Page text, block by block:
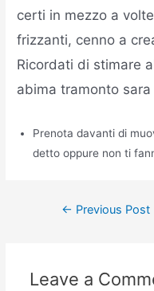
certi in mezzo a
frizzanti, cenno a
Ricordati di stimare
abima tramonto
Prenota davanti di
detto oppure non ti
← Previous Post
Leave a